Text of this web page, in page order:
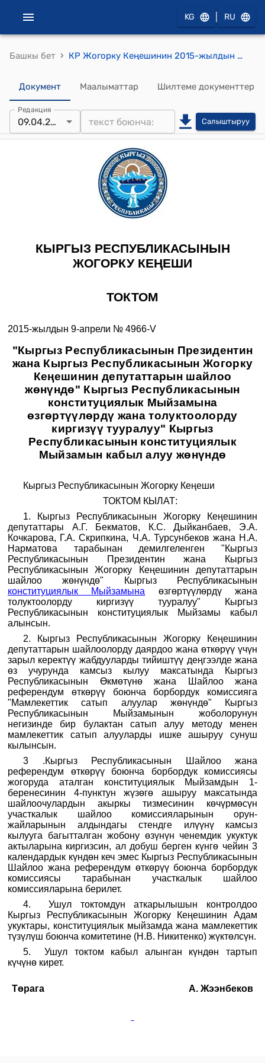
KG RU
Башкы бет › КР Жогорку Кеңешинин 2015-жылдын 9-апрелиндеги № 4966-V "Кыргыз Республикасынын Президентин жана Кыргыз Республикасынын Жогорку Кеңешинин депутаттарын шайлоо жөнүндө" Кыргыз Республикасынын конституциялык Мыйзамына өзгөртүүлөрдү жана толуктоолорду киргизүү тууралуу" Кыргыз Республикасынын конституциялык Мыйзамын кабыл алуу жөнүндө" токтому
Документ Маалыматтар Шилтеме документтер
Редакция
09.04.2015 Салыштыруу